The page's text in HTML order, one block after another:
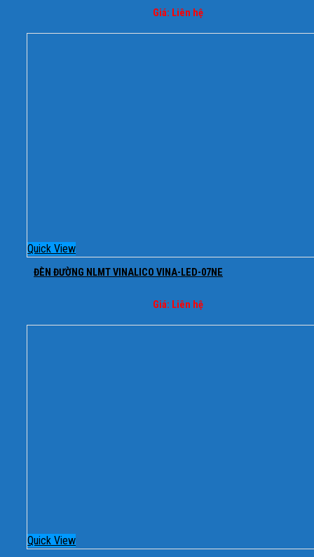
Giá: Liên hệ
Quick View
ĐÈN ĐƯỜNG NLMT VINALICO VINA-LED-07NE
Giá: Liên hệ
Quick View